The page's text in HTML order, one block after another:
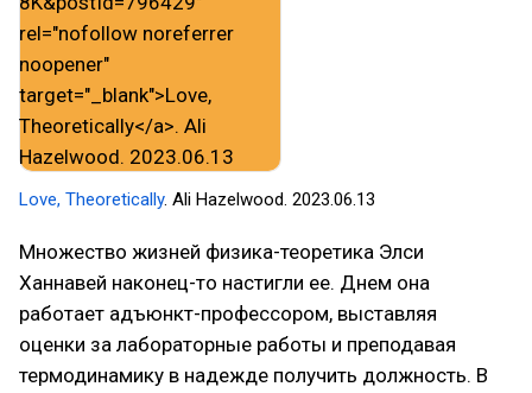
Love, Theoretically. Ali Hazelwood. 2023.06.13
Множество жизней физика-теоретика Элси
Ханнавей наконец-то настигли ее. Днем она
работает адъюнкт-профессором, выставляя
оценки за лабораторные работы и преподавая
термодинамику в надежде получить должность. В